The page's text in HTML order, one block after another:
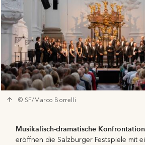
© SF/Marco Borrelli
Musikalisch-dramatische
eröffnen die Salzburger Festspiele mit